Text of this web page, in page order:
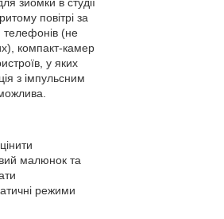
зйомки в студії
повітрі за
(не
компакт-камер
у яких
з імпульсним
малюнок та
режими